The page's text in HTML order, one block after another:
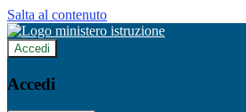
Salta al contenuto
Accedi
Accedi